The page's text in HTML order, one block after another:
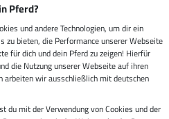
Pferd?
und andere Technologien, um dir ein
zu bieten, die Performance unserer Webseite
für dich und dein Pferd zu zeigen! Hierfür
die Nutzung unserer Webseite auf ihren
arbeiten wir ausschließlich mit deutschen
du mit der Verwendung von Cookies und der